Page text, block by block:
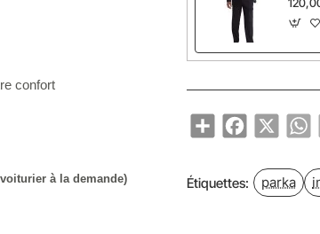
confort
à la demande)
ShareFacebook
X
Étiquettes: parka